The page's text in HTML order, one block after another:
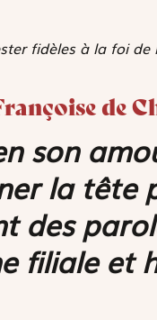
fidèles à la foi de
de
son
la tête
des
filiale et